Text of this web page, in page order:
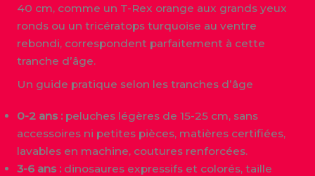
40 cm, comme un T-Rex orange aux grands yeux
ronds ou un tricératops turquoise au ventre
rebondi, correspondent parfaitement à cette
tranche d’âge.
Un guide pratique selon les tranches d’âge
0-2 ans :peluches légères de 15-25 cm, sans
accessoires ni petites pièces, matières certifiées,
lavables en machine, coutures renforcées.
3-6 ans :dinosaures expressifs et colorés, taille